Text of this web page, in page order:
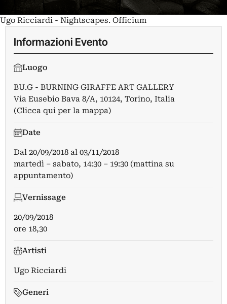
Ugo Ricciardi - Nightscapes. Officium
Informazioni Evento
Luogo
BU.G - BURNING GIRAFFE ART GALLERY
Via Eusebio Bava 8/A, 10124, Torino, Italia
(Clicca qui per la mappa)
Date
Dal 20/09/2018 al 03/11/2018
martedì – sabato, 14:30 – 19:30 (mattina su
appuntamento)
Vernissage
20/09/2018
ore 18,30
Artisti
Ugo Ricciardi
Generi